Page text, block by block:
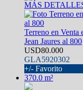
MÁS
Terreno en Venta
Jean Jaures al 800
USD80.000
GLA5920302
+/- Favorito
370.0 m²